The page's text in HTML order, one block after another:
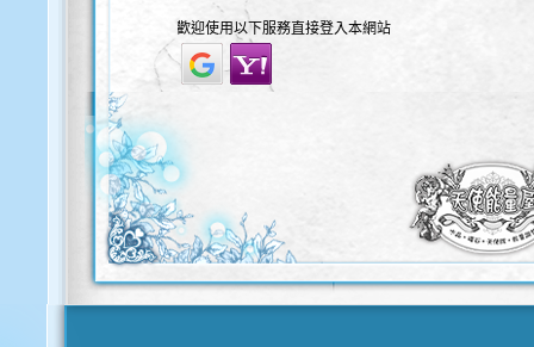
歡迎使用以下服務直接登入本網站